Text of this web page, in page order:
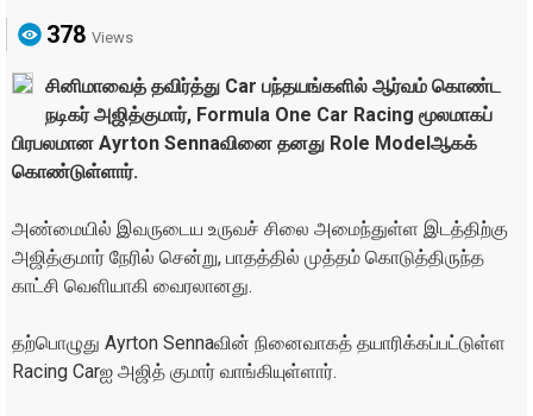
378 Views
சினிமாவைத் தவிர்த்து Car பந்தயங்களில் ஆர்வம் கொண்ட
நடிகர் அஜித்குமார், Formula One Car Racing மூலமாகப்
பிரபலமான Ayrton Sennaவினை தனது Role Modelஆகக்
கொண்டுள்ளார்.
அண்மையில் இவருடைய உருவச் சிலை அமைந்துள்ள இடத்திற்கு
அஜித்குமார் நேரில் சென்று, பாதத்தில் முத்தம் கொடுத்திருந்த
காட்சி வெளியாகி வைரலானது.
தற்பொழுது Ayrton Sennaவின் நினைவாகத் தயாரிக்கப்பட்டுள்ள
Racing Carஐ அஜித் குமார் வாங்கியுள்ளார்.